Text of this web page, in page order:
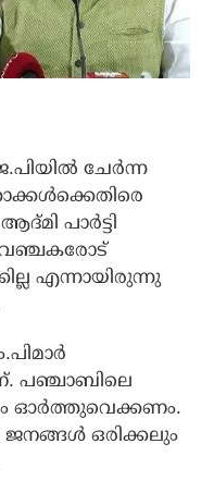
ചേര്‍ന്ന
പാര്‍ട്ടി
എന്നായിരുന്നു
പഞ്ചാബിലെ
ഓര്‍ത്തുവെക്കണം.
ഒരിക്കലും